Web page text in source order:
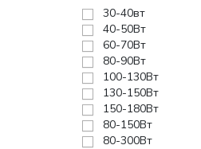
30-40вт
40-50Вт
60-70Вт
80-90Вт
100-130Вт
130-150Вт
150-180Вт
80-150Вт
80-300Вт